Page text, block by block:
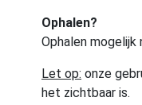
Ophalen?
Ophalen
Let op: onze
het zichtbaar is.